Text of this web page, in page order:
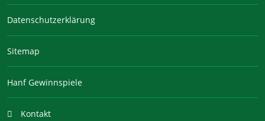
Datenschutzerklärung
Sitemap
Hanf Gewinnspiele
Kontakt